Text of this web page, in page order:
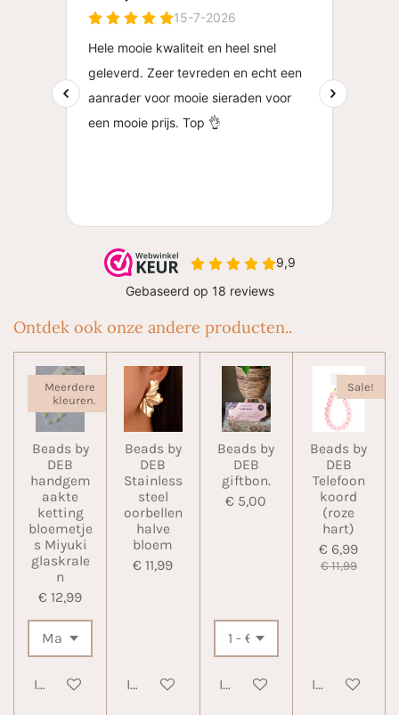
Ontdek ook onze andere producten..
Meerdere
kleuren.
Beads by
DEB
handgem
aakte
ketting
bloemetje
s Miyuki
glaskrale
n
€ 12,99
In winkelwagen
Beads by
DEB
Stainless
steel
oorbellen
halve
bloem
€ 11,99
In winkelwagen
Beads by
DEB
giftbon.
€ 5,00
In winkelwagen
Sale!
Beads by
DEB
Telefoon
koord
(roze
hart)
€ 6,99
€ 11,99
In